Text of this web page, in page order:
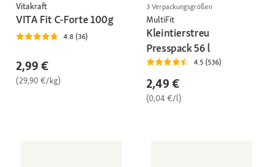
Vitakraft
VITA Fit C-Forte 100g
4.8 (36)
2,99 €
(29,90 €/kg)
3 Verpackungsgrößen
MultiFit
Kleintierstreu
Presspack 56 l
4.5 (536)
2,49 €
(0,04 €/l)